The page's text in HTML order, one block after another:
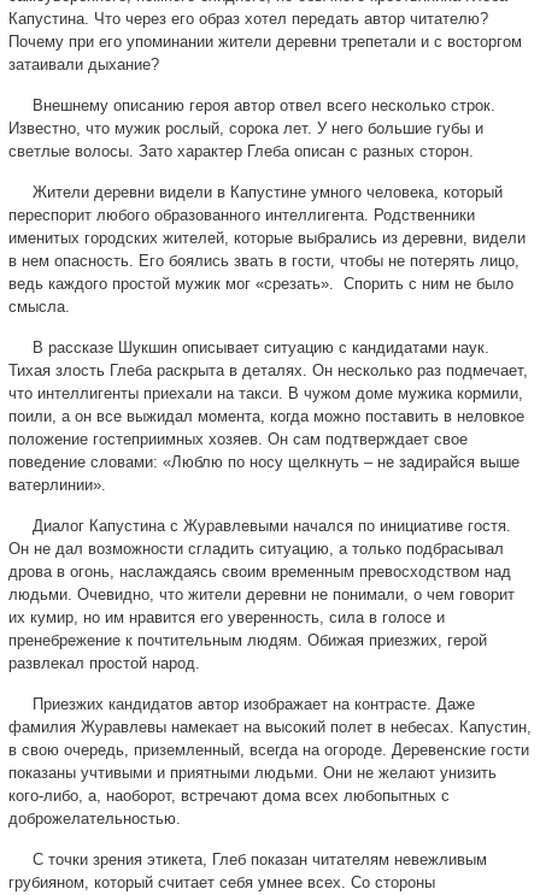
Капустина. Что через его образ хотел передать автор читателю?
Почему при его упоминании жители деревни трепетали и с восторгом
затаивали дыхание?
Внешнему описанию героя автор отвел всего несколько строк.
Известно, что мужик рослый, сорока лет. У него большие губы и
светлые волосы. Зато характер Глеба описан с разных сторон.
Жители деревни видели в Капустине умного человека, который
переспорит любого образованного интеллигента. Родственники
именитых городских жителей, которые выбрались из деревни, видели
в нем опасность. Его боялись звать в гости, чтобы не потерять лицо,
ведь каждого простой мужик мог «срезать». Спорить с ним не было
смысла.
В рассказе Шукшин описывает ситуацию с кандидатами наук.
Тихая злость Глеба раскрыта в деталях. Он несколько раз подмечает,
что интеллигенты приехали на такси. В чужом доме мужика кормили,
поили, а он все выжидал момента, когда можно поставить в неловкое
положение гостеприимных хозяев. Он сам подтверждает свое
поведение словами: «Люблю по носу щелкнуть – не задирайся выше
ватерлинии».
Диалог Капустина с Журавлевыми начался по инициативе гостя.
Он не дал возможности сгладить ситуацию, а только подбрасывал
дрова в огонь, наслаждаясь своим временным превосходством над
людьми. Очевидно, что жители деревни не понимали, о чем говорит
их кумир, но им нравится его уверенность, сила в голосе и
пренебрежение к почтительным людям. Обижая приезжих, герой
развлекал простой народ.
Приезжих кандидатов автор изображает на контрасте. Даже
фамилия Журавлевы намекает на высокий полет в небесах. Капустин,
в свою очередь, приземленный, всегда на огороде. Деревенские гости
показаны учтивыми и приятными людьми. Они не желают унизить
кого-либо, а, наоборот, встречают дома всех любопытных с
доброжелательностью.
С точки зрения этикета, Глеб показан читателям невежливым
грубияном, который считает себя умнее всех. Со стороны